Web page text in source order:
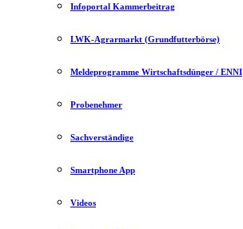
Infoportal Kammerbeitrag
LWK-Agrarmarkt (Grundfutterbörse)
Meldeprogramme Wirtschaftsdünger / ENNI
Probenehmer
Sachverständige
Smartphone App
Videos